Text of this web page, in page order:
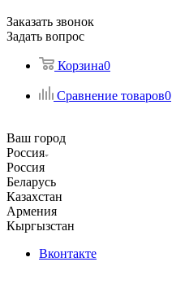
Заказать звонок
Задать вопрос
Корзина0
Сравнение товаров0
Ваш город
Россия
Россия
Беларусь
Казахстан
Армения
Кыргызстан
Вконтакте